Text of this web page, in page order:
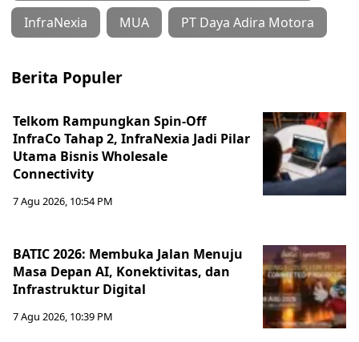
InfraNexia MUA PT Daya Adira Motora
Berita Populer
Telkom Rampungkan Spin-Off
InfraCo Tahap 2, InfraNexia Jadi Pilar
Utama Bisnis Wholesale
Connectivity
7 Agu 2026, 10:54 PM
BATIC 2026: Membuka Jalan Menuju
Masa Depan AI, Konektivitas, dan
Infrastruktur Digital
7 Agu 2026, 10:39 PM